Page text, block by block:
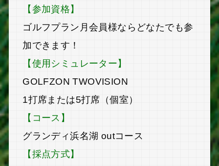
【参加資格】
ゴルフプラン月会員様ならどなたでも参
加できます！
【使用シミュレーター】
GOLFZON TWOVISION
1打席または5打席（個室）
【コース】
グランディ浜名湖 outコース
【採点方式】